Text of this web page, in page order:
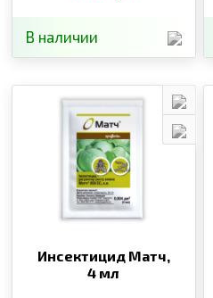
В наличии
Инсектицид Матч,
4 мл